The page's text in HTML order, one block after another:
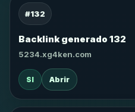
#132
Backlink generado 132
5234.xg4ken.com
SI Abrir